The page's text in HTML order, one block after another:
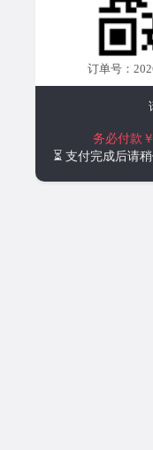
订单号：
务必付款
⏳ 支付完成后请